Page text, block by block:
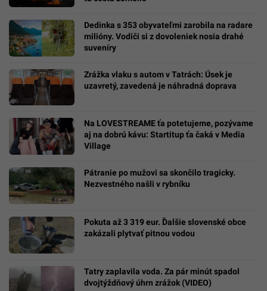
Dedinka s 353 obyvateľmi zarobila na radare
milióny. Vodiči si z dovoleniek nosia drahé
suveníry
Zrážka vlaku s autom v Tatrách: Úsek je
uzavretý, zavedená je náhradná doprava
Na LOVESTREAME ťa potetujeme, pozývame
aj na dobrú kávu: Startitup ťa čaká v Media
Village
Pátranie po mužovi sa skončilo tragicky.
Nezvestného našli v rybníku
Pokuta až 3 319 eur. Ďalšie slovenské obce
zakázali plytvať pitnou vodou
Tatry zaplavila voda. Za pár minút spadol
dvojtýždňový úhrn zrážok (VIDEO)